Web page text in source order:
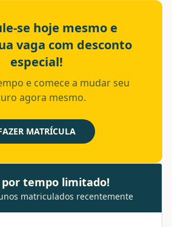
se hoje mesmo e
vaga com desconto
especial!
e comece a mudar seu
agora mesmo.
MATRÍCULA
tempo limitado!
matriculados recentemente